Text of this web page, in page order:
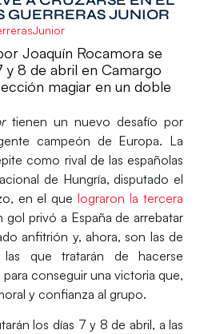
GUERRERAS JUNIOR
Joaquín Rocamora se
y 8 de abril en Camargo
magiar en un doble
tienen un nuevo desafío por
campeón de Europa. La
como rival de las españolas
de Hungría, disputado el
en el quelograron la tercera
gol privó a España de arrebatar
anfitrión y, ahora, son las de
las que tratarán de hacerse
conseguir una victoria que,
y confianza al grupo.
los días 7 y 8 de abril, a las